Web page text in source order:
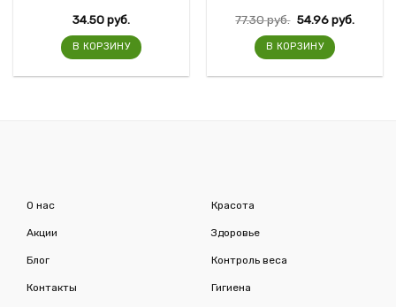
34.50руб.
В КОРЗИНУ
77.30руб. 54.96руб.
В КОРЗИНУ
О нас
Акции
Блог
Контакты
Красота
Здоровье
Контроль веса
Гигиена